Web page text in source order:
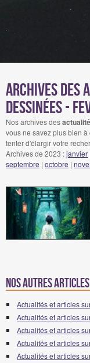
Archives des
dessinées -
Nos archives des
vous ne savez plus bien
tenter d'élargir votre
Archives de 2023 :janvier
septembre | octobre |
Nos autres
Actualités et articles
Actualités et articles
Actualités et articles
Actualités et articles
Actualités et articles